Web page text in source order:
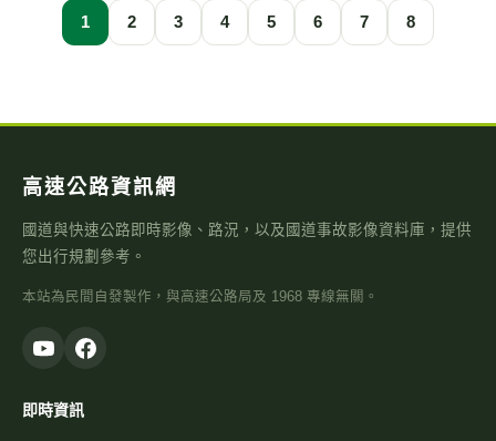
1 2 3 4 5 6 7 8
高速公路資訊網
國道與快速公路即時影像、路況，以及國道事故影像資料庫，提供
您出行規劃參考。
本站為民間自發製作，與高速公路局及 1968 專線無關。
即時資訊